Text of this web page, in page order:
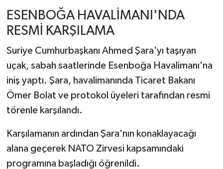
ESENBOĞA HAVALİMANI'NDA
RESMİ KARŞILAMA
Suriye Cumhurbaşkanı Ahmed Şara'yı taşıyan
uçak, sabah saatlerinde Esenboğa Havalimanı'na
iniş yaptı. Şara, havalimanında Ticaret Bakanı
Ömer Bolat ve protokol üyeleri tarafından resmi
törenle karşılandı.
Karşılamanın ardından Şara'nın konaklayacağı
alana geçerek NATO Zirvesi kapsamındaki
programına başladığı öğrenildi.